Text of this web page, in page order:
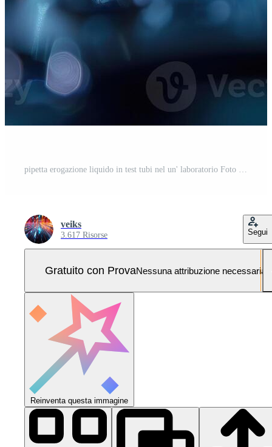
pipetta erogazione liquido in test tubi nel un' laboratorio Foto Pro
veiks
3.617 Risorse Segui
Gratuito con ProvaNessuna attribuzione necessaria
Reinventa questa immagine